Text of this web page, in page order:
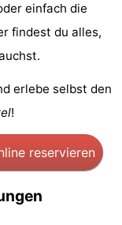
einfach die
findest du alles,
erlebe selbst den
!
reservieren